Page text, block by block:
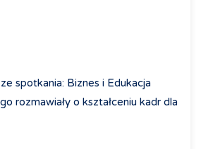
spotkania: Biznes i Edukacja
rozmawiały o kształceniu kadr dla